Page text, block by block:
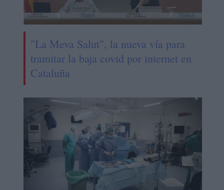
"La Meva Salut", la nueva vía para
tramitar la baja covid por internet en
Cataluña